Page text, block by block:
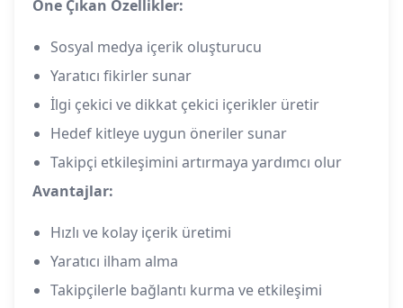
Öne Çıkan Özellikler:
Sosyal medya içerik oluşturucu
Yaratıcı fikirler sunar
İlgi çekici ve dikkat çekici içerikler üretir
Hedef kitleye uygun öneriler sunar
Takipçi etkileşimini artırmaya yardımcı olur
Avantajlar:
Hızlı ve kolay içerik üretimi
Yaratıcı ilham alma
Takipçilerle bağlantı kurma ve etkileşimi